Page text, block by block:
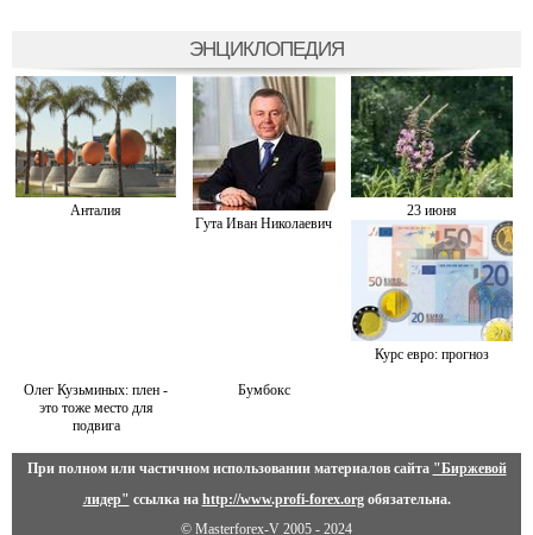
ЭНЦИКЛОПЕДИЯ
Анталия
Гута Иван Николаевич
23 июня
Курс евро: прогноз
Олег Кузьминых: плен -
это тоже место для
подвига
Бумбокс
При полном или частичном использовании материалов сайта "Биржевой
лидер" ссылка на http://www.profi-forex.orgобязательна.
© Masterforex-V 2005 - 2024